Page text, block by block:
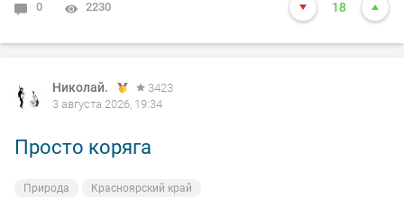
0 2230 18
Николай.
3423
3 августа 2026, 19:34
Просто коряга
Природа Красноярский край